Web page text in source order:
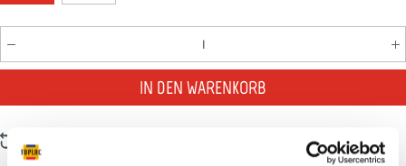
Produkt Anzahl: Gib den gewünschten Wert ein oder
IN DEN WARENKORB
Zum Vergleich hinzufügen